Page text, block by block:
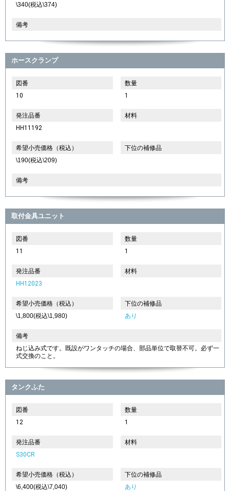
\340(税込\374)
備考
ホースクランプ
図番
10
数量
1
発注品番
HH11192
材料
希望小売価格（税込）
\190(税込\209)
下位の補修品
備考
取付金具ユニット
図番
11
数量
1
発注品番
HH12023
材料
希望小売価格（税込）
\1,800(税込\1,980)
下位の補修品
あり
備考
ねじ込み式です。既設がワンタッチの場合、部品単位で取替不可。必ず一
式交換のこと。
タンクふた
図番
12
数量
1
発注品番
S30CR
材料
希望小売価格（税込）
\6,400(税込\7,040)
下位の補修品
あり